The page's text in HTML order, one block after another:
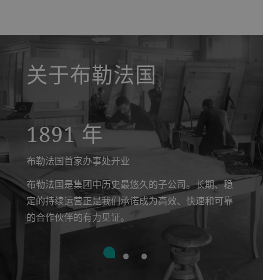
a decorative background image
关于布勒法国
1891 年
布勒法国首家办事处开业
布勒法国是集团中历史最悠久的子公司。长期、稳
定的持续运营正是我们承诺成为高效、快速和可靠
的合作伙伴的有力见证。